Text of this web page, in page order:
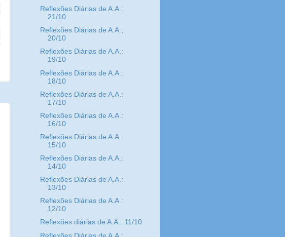
Reflexões Diárias de A.A.:
21/10
Reflexões Diárias de A.A.;
20/10
Reflexões Diárias de A.A.:
19/10
Reflexões Diárias de A.A.:
18/10
Reflexões Diárias de A.A.:
17/10
Reflexões Diárias de A.A.:
16/10
Reflexões Diárias de A.A.:
15/10
Reflexões Diárias de A.A.:
14/10
Reflexões Diárias de A.A.:
13/10
Reflexões Diárias de A.A.:
12/10
Reflexões diárias de A.A.: 11/10
Reflexões Diárias de A.A.: